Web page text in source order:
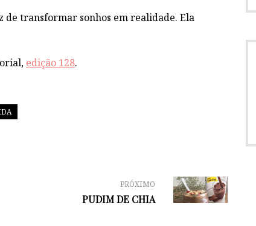
de transformar sonhos em realidade. Ela
edição 128.
PRÓXIMO
PUDIM DE CHIA